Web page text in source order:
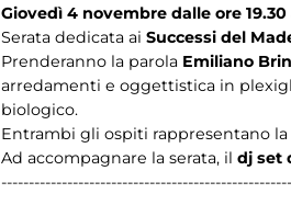
Giovedì 4 novembre dalle ore 19.30
Serata dedicata ai Successi del
Prenderanno la parola Emiliano
arredamenti e oggettistica in
biologico.
Entrambi gli ospiti rappresentano
Ad accompagnare la serata, il dj set